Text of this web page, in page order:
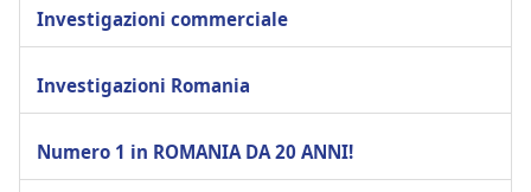
Investigazioni commerciale
Investigazioni Romania
Numero 1 in ROMANIA DA 20 ANNI!